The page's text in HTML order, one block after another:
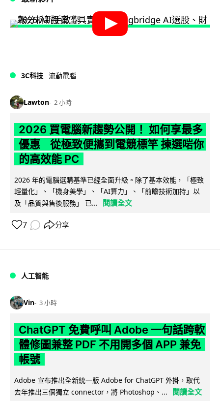
3C科技 流動電腦
Lawton 2 小時
2026 買電腦新趨勢公開！ 如何享最多
優惠 從極致便攜到電競標竿 揀選啱你
的高效能 PC
2026 年的電腦選購基準已經全面升級。除了基本效能，「極致
輕量化」、「機身美學」、「AI算力」、「前瞻技術加持」以
及「品質與售後服務」 已...
閱讀全文
7 分享
人工智能
Vin 3 小時
ChatGPT 免費呼叫 Adobe 一句話跨軟
體修圖兼整 PDF 不用開多個 APP 兼免
帳號
Adobe 宣布推出全新統一版 Adobe for ChatGPT 外掛，取代
去年推出三個獨立 connector，將 Photoshop、...
閱讀全文